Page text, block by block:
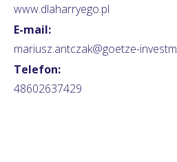
www.dlaharryego.pl
E-mail:
mariusz.antczak@goetze-
Telefon:
48602637429